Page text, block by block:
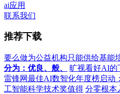
ai应用
联系我们
推荐下载
要么做为公益机构只能供给基能
分为：优良、般、
旷视看好AI的
雷锋网最佳AI数智化年度榜启动
工智能科学技术奖值得 分零根本